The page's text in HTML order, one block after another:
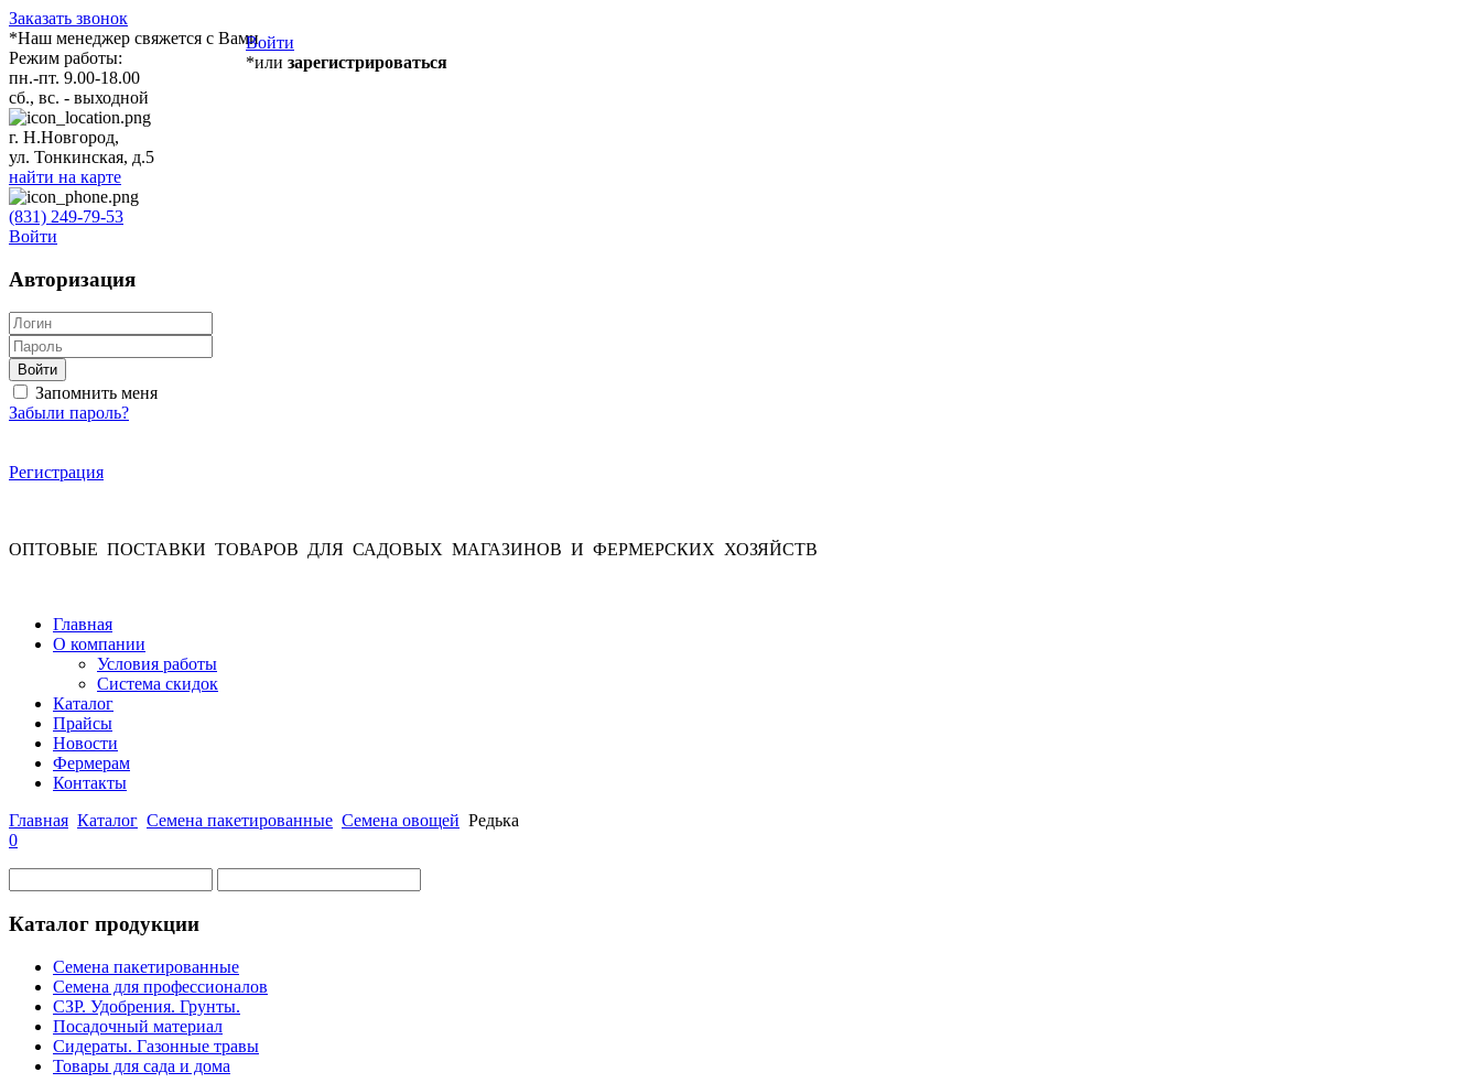
Заказать звонок
*Наш менеджер свяжется с Вами
Режим работы:
пн.-пт. 9.00-18.00
сб., вс. - выходной
Войти
*или зарегистрироваться
г. Н.Новгород,
ул. Тонкинская, д.5
найти на карте
(831) 249-79-53
Войти
Авторизация
Войти
Запомнить меня
Забыли пароль?
Регистрация
ОПТОВЫЕ ПОСТАВКИ ТОВАРОВ ДЛЯ САДОВЫХ МАГАЗИНОВ И ФЕРМЕРСКИХ ХОЗЯЙСТВ
Главная
О компании
Условия работы
Система скидок
Каталог
Прайсы
Новости
Фермерам
Контакты
Главная Каталог Семена пакетированные Семена овощей Редька
0
Каталог продукции
Семена пакетированные
Семена для профессионалов
СЗР. Удобрения. Грунты.
Посадочный материал
Сидераты. Газонные травы
Товары для сада и дома